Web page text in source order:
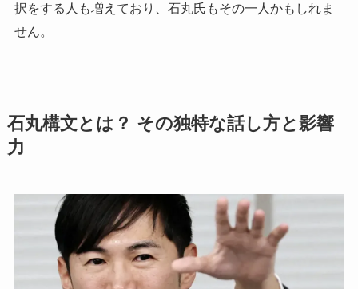
択をする人も増えており、石丸氏もその一人かもしれま
せん。
石丸構文とは？ その独特な話し方と影響
力